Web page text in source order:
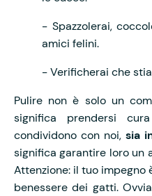
- Spazzolerai,
amici felini.
- Verificherai che
Pulire non è solo un
significa prendersi
condividono con noi, sia
significa garantire loro un
Attenzione: il tuo impegno
benessere dei gatti.